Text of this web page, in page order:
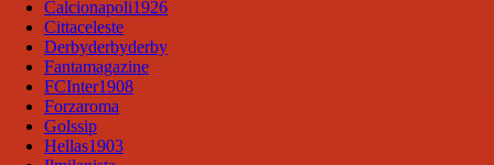
Calcionapoli1926
Cittaceleste
Derbyderbyderby
Fantamagazine
FCInter1908
Forzaroma
Golssip
Hellas1903